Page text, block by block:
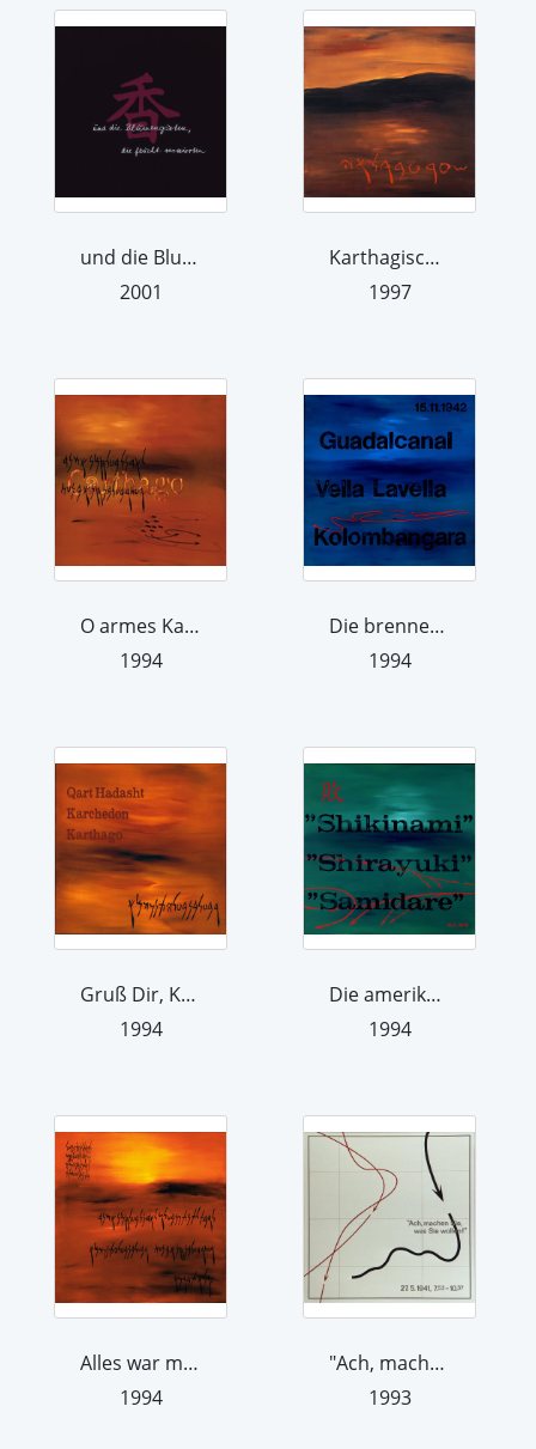
und die Blumengärten, die feucht verw...
2001
Karthagische Landschaft
1997
O armes Karthago! Beweinenswerte Stad...
1994
Die brennende "South Dakota" rettet s...
1994
Gruß Dir, Karthago, nun zu den Götter...
1994
Die amerikanische Task Force 64 (Kont...
1994
Alles war mit Rot überflutet, denn de...
1994
"Ach, machen Sie, was Sie wollen!" Zi...
1993